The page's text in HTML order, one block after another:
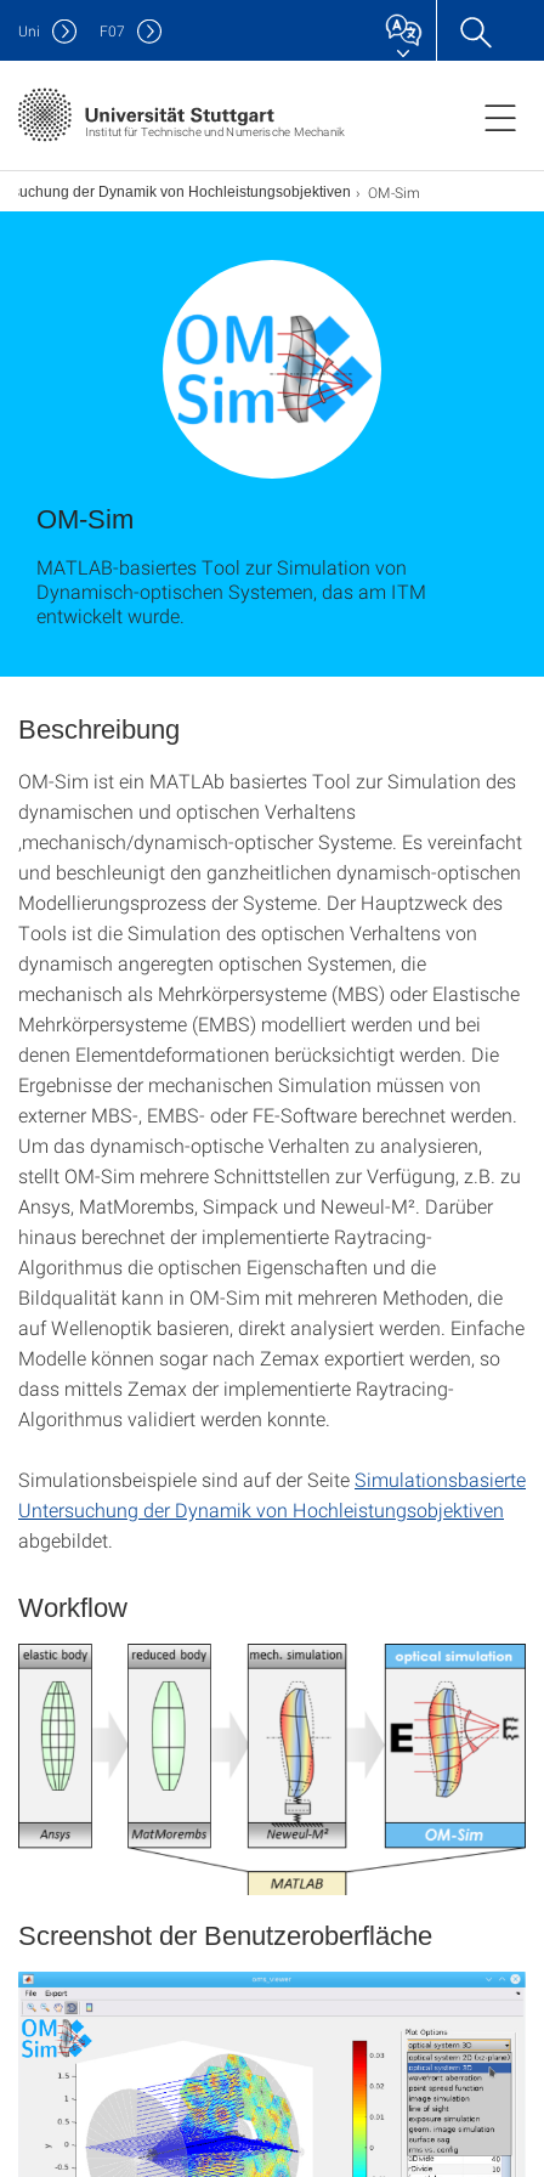
Institut für Technische und Numerische Mechanik
Uni F07
der Dynamik von Hochleistungsobjektiven OM-Sim
OM-Sim
MATLAB-basiertes Tool zur Simulation von
Dynamisch-optischen Systemen, das am ITM
entwickelt wurde.
Beschreibung
OM-Sim ist ein MATLAb basiertes Tool zur Simulation des
dynamischen und optischen Verhaltens
,mechanisch/dynamisch-optischer Systeme. Es vereinfacht
und beschleunigt den ganzheitlichen dynamisch-optischen
Modellierungsprozess der Systeme. Der Hauptzweck des
Tools ist die Simulation des optischen Verhaltens von
dynamisch angeregten optischen Systemen, die
mechanisch als Mehrkörpersysteme (MBS) oder Elastische
Mehrkörpersysteme (EMBS) modelliert werden und bei
denen Elementdeformationen berücksichtigt werden. Die
Ergebnisse der mechanischen Simulation müssen von
externer MBS-, EMBS- oder FE-Software berechnet werden.
Um das dynamisch-optische Verhalten zu analysieren,
stellt OM-Sim mehrere Schnittstellen zur Verfügung, z.B. zu
Ansys, MatMorembs, Simpack und Neweul-M². Darüber
hinaus berechnet der implementierte Raytracing-
Algorithmus die optischen Eigenschaften und die
Bildqualität kann in OM-Sim mit mehreren Methoden, die
auf Wellenoptik basieren, direkt analysiert werden. Einfache
Modelle können sogar nach Zemax exportiert werden, so
dass mittels Zemax der implementierte Raytracing-
Algorithmus validiert werden konnte.
Simulationsbeispiele sind auf der SeiteSimulationsbasierte
Untersuchung der Dynamik von Hochleistungsobjektiven
abgebildet.
Workflow
Screenshot der Benutzeroberfläche